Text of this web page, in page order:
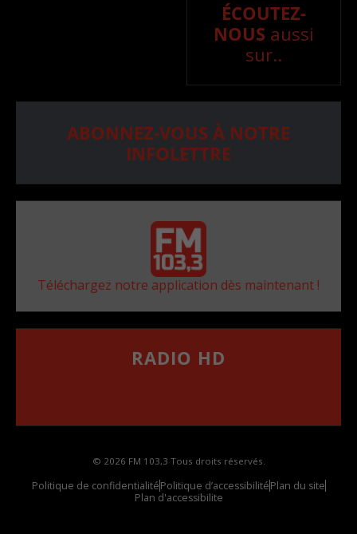
ÉCOUTEZ-
NOUS aussi
sur..
ABONNEZ-VOUS À NOTRE
INFOLETTRE
Téléchargez notre application dès maintenant !
RADIO HD
© 2026 FM 103,3 Tous droits réservés.
Politique de confidentialitéPolitique d’accessibilitéPlan du site
Plan d'accessibilite